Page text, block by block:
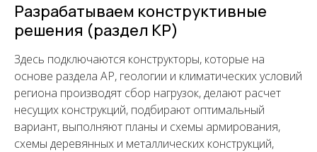
Разрабатываем конструктивные
решения (раздел КР)
Здесь подключаются конструкторы, которые на
основе раздела АР, геологии и климатических условий
региона производят сбор нагрузок, делают расчет
несущих конструкций, подбирают оптимальный
вариант, выполняют планы и схемы армирования,
схемы деревянных и металлических конструкций,